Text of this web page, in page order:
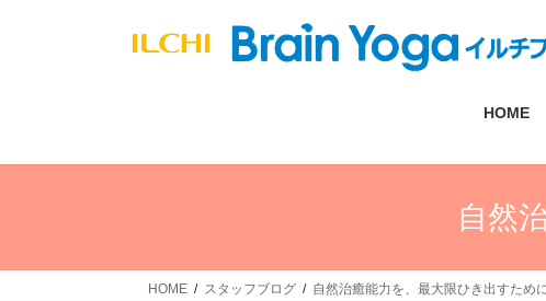
ス
ン
HOME
自然
HOME スタッフブログ 自然治癒能力を、最大限ひき出すため